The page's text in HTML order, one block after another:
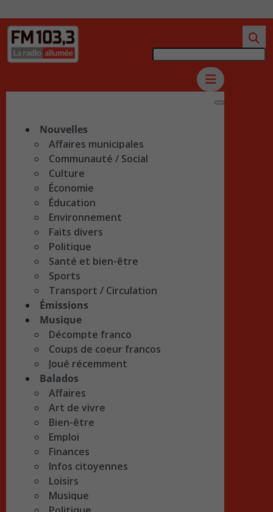
Nouvelles
Affaires municipales
Communauté / Social
Culture
Économie
Éducation
Environnement
Faits divers
Politique
Santé et bien-être
Sports
Transport / Circulation
Émissions
Musique
Décompte franco
Coups de coeur francos
Joué récemment
Balados
Affaires
Art de vivre
Bien-être
Emploi
Finances
Infos citoyennes
Loisirs
Musique